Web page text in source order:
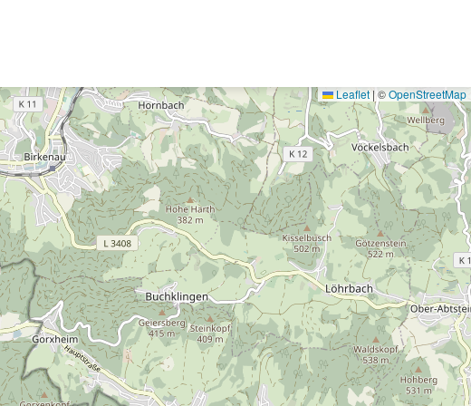
Leaflet |©OpenStreetMap